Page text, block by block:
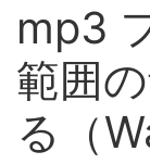
mp3
範囲
る（